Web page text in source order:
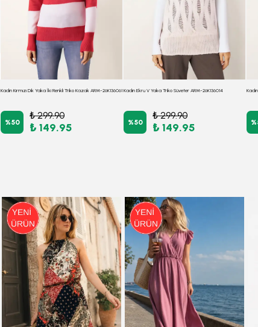
Kadın Kırmızı Dik Yaka İki Renkli Triko Kazak ARM-26K136061
%50
₺ 299.90
₺ 149.95
Kadın Ekru V Yaka Triko Süveter ARM-26K136014
%50
₺ 299.90
₺ 149.95 %